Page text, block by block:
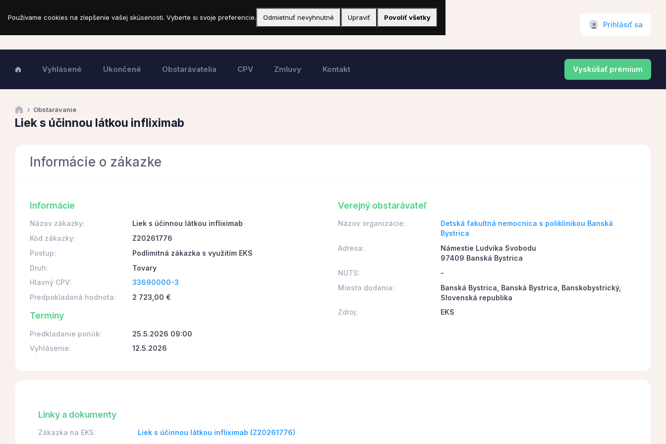
Prihlásiť sa
Vyhlásené Ukončené Obstarávatelia CPV Zmluvy Kontakt Vyskúšať prémium
Obstarávanie
Liek s účinnou látkou infliximab
Informácie o zákazke
Informácie
Názov zákazky:
Liek s účinnou látkou infliximab
Kód zákazky:
Z20261776
Postup:
Podlimitná zákazka s využitím EKS
Druh:
Tovary
Hlavný CPV:
33690000-3
Predpokladaná hodnota:
2 723,00 €
Termíny
Predkladanie ponúk:
25.5.2026 09:00
Vyhlásenie:
12.5.2026
Verejný obstarávateľ
Názov organizácie:
Detská fakultná nemocnica s poliklinikou Banská
Bystrica
Adresa:
Námestie Ludvika Svobodu
97409 Banská Bystrica
NUTS:
-
Miesto dodania:
Banská Bystrica, Banská Bystrica, Banskobystrický,
Slovenská republika
Zdroj:
EKS
Linky a dokumenty
Zákazka na EKS: Liek s účinnou látkou infliximab (Z20261776)
Používame cookies na zlepšenie vašej skúsenosti. Vyberte si svoje preferencie. Odmietnuť nevyhnutné Upraviť Povoliť všetky